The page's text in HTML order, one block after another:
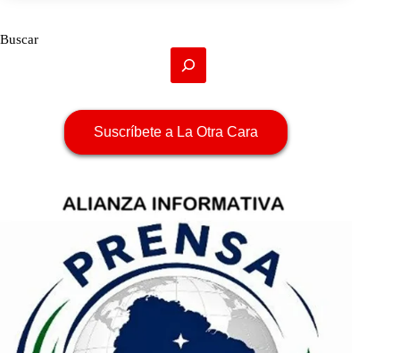
Buscar
Suscríbete a La Otra Cara